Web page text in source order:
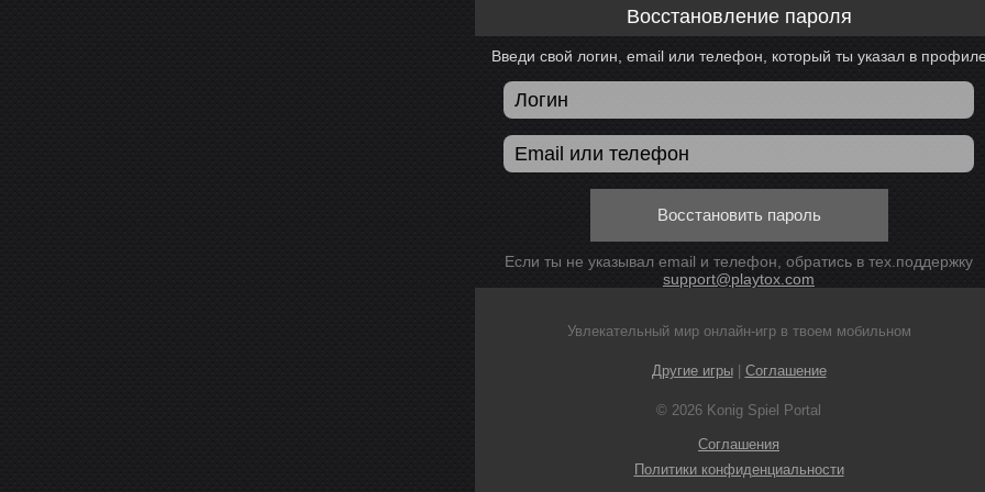
Восстановление пароля
Введи свой логин, email или телефон, который ты указал в
Восстановить пароль
Если ты не указывал email и телефон, обратись в тех.поддержку
support@playtox.com
Увлекательный мир онлайн-игр в твоем мобильном
Другие игры| Соглашение
© 2026 Konig Spiel Portal
Соглашения
Политики конфиденциальности